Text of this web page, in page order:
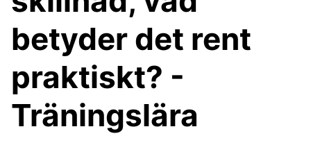
betyder det rent
praktiskt? -
Träningslära